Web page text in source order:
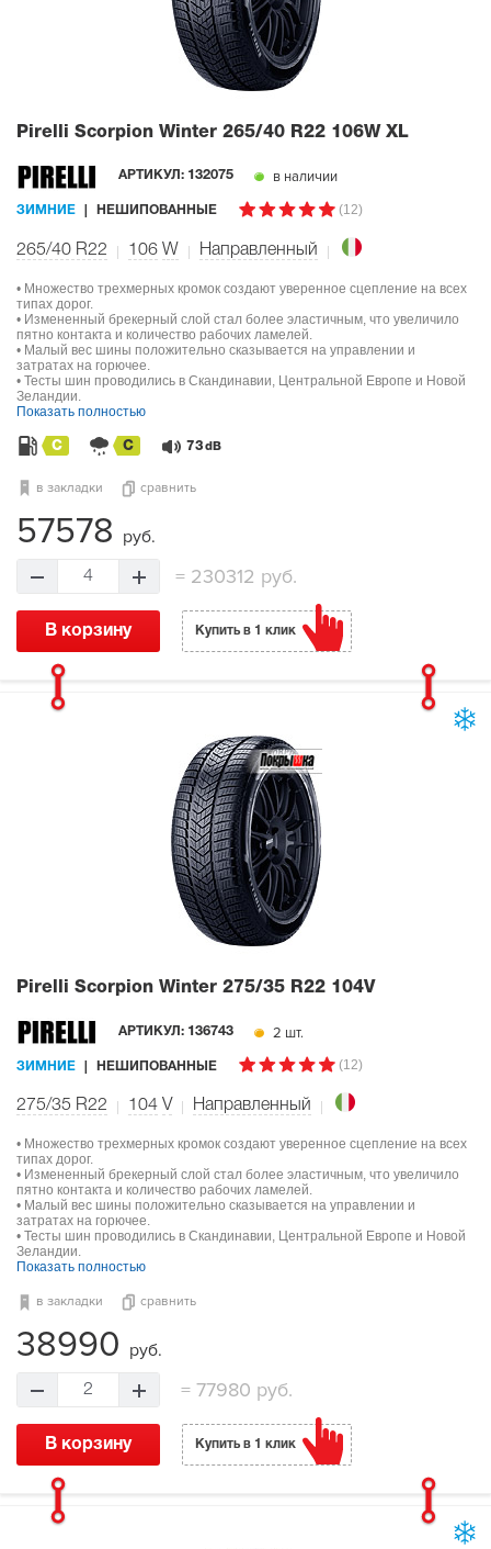
Pirelli Scorpion Winter 265/40 R22 106W XL
АРТИКУЛ: 132075 в наличии
ЗИМНИЕ НЕШИПОВАННЫЕ (12)
265/40 R22 106 W Направленный
• Множество трехмерных кромок создают уверенное сцепление на всех
типах дорог.
• Измененный брекерный слой стал более эластичным, что увеличило
пятно контакта и количество рабочих ламелей.
• Малый вес шины положительно сказывается на управлении и
затратах на горючее.
• Тесты шин проводились в Скандинавии, Центральной Европе и Новой
Зеландии.
Показать полностью
C C 73 dB
в закладки сравнить
57578 руб.
4 = 230312 руб.
В корзину Купить в 1 клик
Pirelli Scorpion Winter 275/35 R22 104V
АРТИКУЛ: 136743 2 шт.
ЗИМНИЕ НЕШИПОВАННЫЕ (12)
275/35 R22 104 V Направленный
• Множество трехмерных кромок создают уверенное сцепление на всех
типах дорог.
• Измененный брекерный слой стал более эластичным, что увеличило
пятно контакта и количество рабочих ламелей.
• Малый вес шины положительно сказывается на управлении и
затратах на горючее.
• Тесты шин проводились в Скандинавии, Центральной Европе и Новой
Зеландии.
Показать полностью
в закладки сравнить
38990 руб.
2 =77980 руб.
В корзину Купить в 1 клик